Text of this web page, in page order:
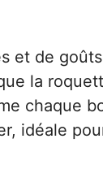
et de
la
chaque
idéale